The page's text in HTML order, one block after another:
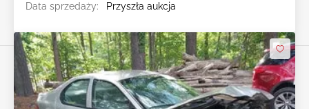
Data sprzedaży:
Przyszła aukcja